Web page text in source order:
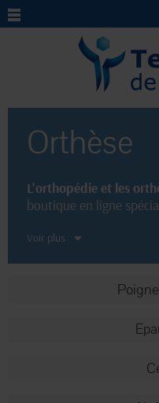
Orthèse
L'orthopédie et les
boutique en ligne
Nous proposons une
chaque partie du
besoins, avec des
Voir plus